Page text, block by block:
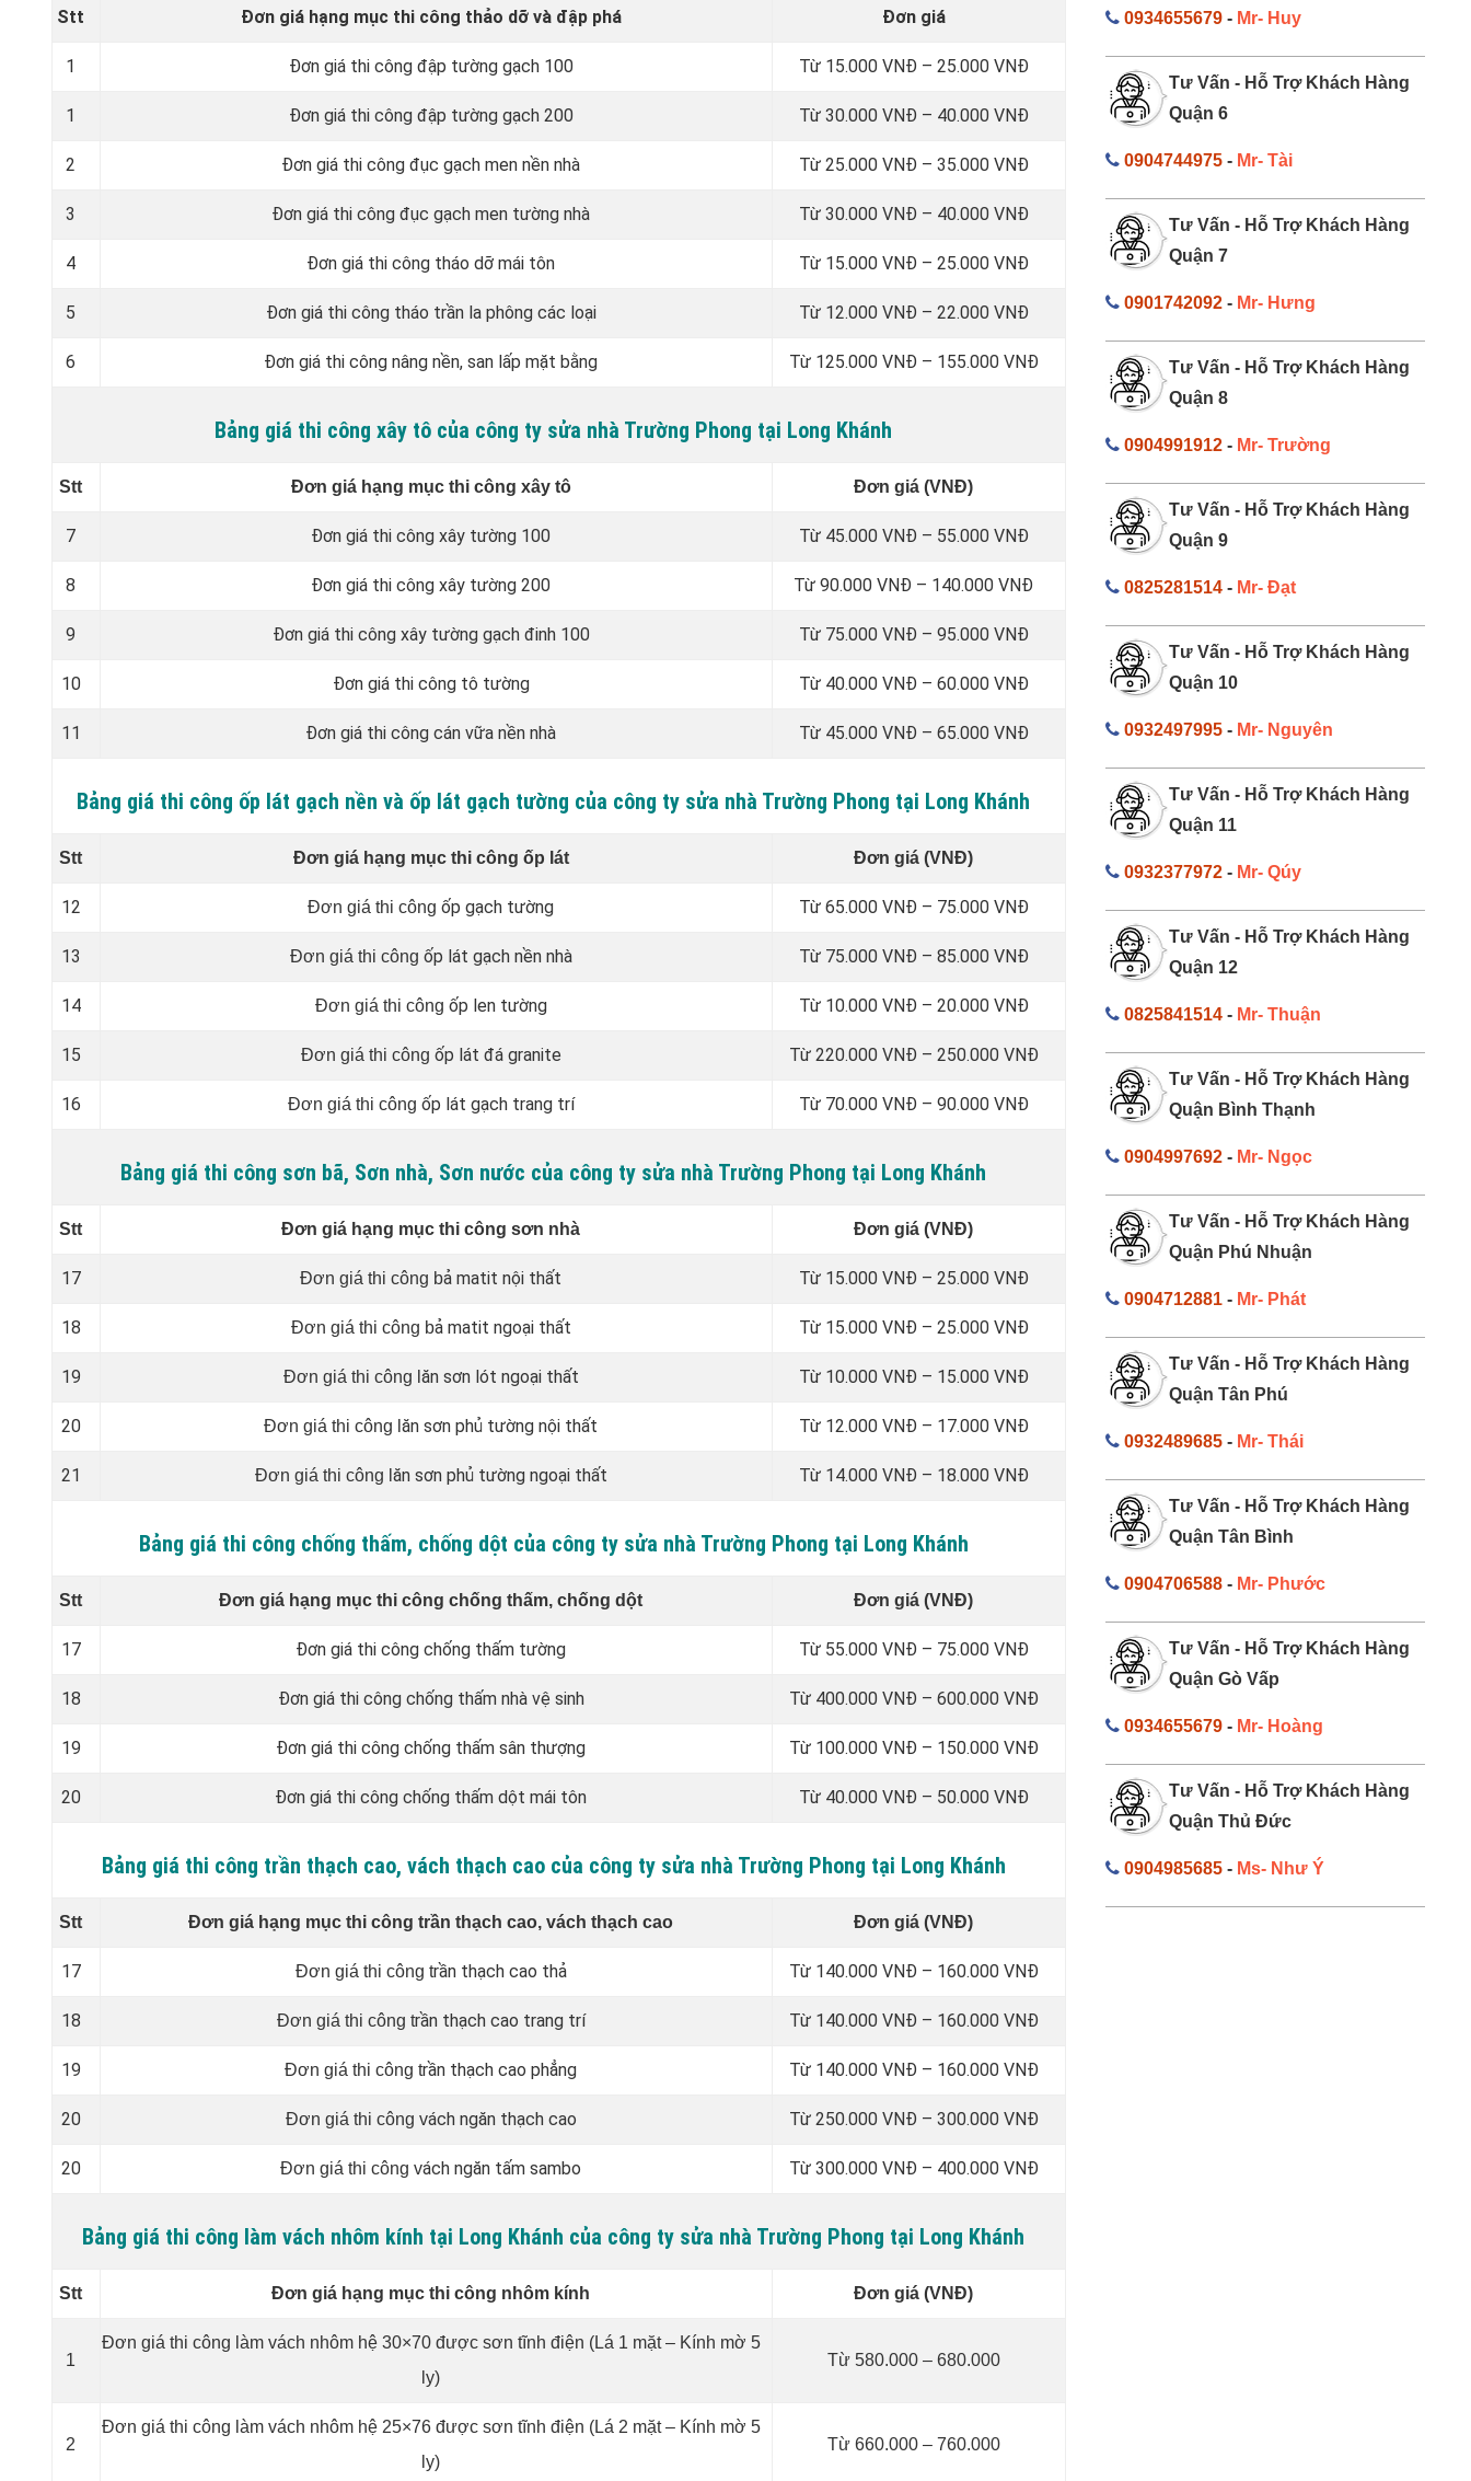
Stt Đơn giá hạng mục thi công thảo dỡ và đập phá Đơn giá
1 Đơn giá thi công đập tường gạch 100 Từ 15.000 VNĐ – 25.000 VNĐ
1 Đơn giá thi công đập tường gạch 200 Từ 30.000 VNĐ – 40.000 VNĐ
2 Đơn giá thi công đục gạch men nền nhà Từ 25.000 VNĐ – 35.000 VNĐ
3 Đơn giá thi công đục gạch men tường nhà Từ 30.000 VNĐ – 40.000 VNĐ
4 Đơn giá thi công tháo dỡ mái tôn Từ 15.000 VNĐ – 25.000 VNĐ
5 Đơn giá thi công tháo trần la phông các loại Từ 12.000 VNĐ – 22.000 VNĐ
6 Đơn giá thi công nâng nền, san lấp mặt bằng Từ 125.000 VNĐ – 155.000 VNĐ
Bảng giá thi công xây tô của công ty sửa nhà Trường Phong tại Long Khánh
Stt Đơn giá hạng mục thi công xây tô Đơn giá (VNĐ)
7 Đơn giá thi công xây tường 100 Từ 45.000 VNĐ – 55.000 VNĐ
8 Đơn giá thi công xây tường 200 Từ 90.000 VNĐ – 140.000 VNĐ
9 Đơn giá thi công xây tường gạch đinh 100 Từ 75.000 VNĐ – 95.000 VNĐ
10 Đơn giá thi công tô tường Từ 40.000 VNĐ – 60.000 VNĐ
11 Đơn giá thi công cán vữa nền nhà Từ 45.000 VNĐ – 65.000 VNĐ
Bảng giá thi công ốp lát gạch nền và ốp lát gạch tường của công ty sửa nhà Trường Phong tại Long Khánh
Stt Đơn giá hạng mục thi công ốp lát Đơn giá (VNĐ)
12 Đơn giá thi công ốp gạch tường Từ 65.000 VNĐ – 75.000 VNĐ
13 Đơn giá thi công ốp lát gạch nền nhà Từ 75.000 VNĐ – 85.000 VNĐ
14 Đơn giá thi công ốp len tường Từ 10.000 VNĐ – 20.000 VNĐ
15 Đơn giá thi công ốp lát đá granite Từ 220.000 VNĐ – 250.000 VNĐ
16 Đơn giá thi công ốp lát gạch trang trí Từ 70.000 VNĐ – 90.000 VNĐ
Bảng giá thi công sơn bã, Sơn nhà, Sơn nước của công ty sửa nhà Trường Phong tại Long Khánh
Stt Đơn giá hạng mục thi công sơn nhà Đơn giá (VNĐ)
17 Đơn giá thi công bả matit nội thất Từ 15.000 VNĐ – 25.000 VNĐ
18 Đơn giá thi công bả matit ngoại thất Từ 15.000 VNĐ – 25.000 VNĐ
19 Đơn giá thi công l ăn sơn lót ngoại thất Từ 10.000 VNĐ – 15.000 VNĐ
20 Đơn giá thi công l ăn sơn phủ tường nội thất Từ 12.000 VNĐ – 17.000 VNĐ
21 Đơn giá thi công l ăn sơn phủ tường ngoại thất Từ 14.000 VNĐ – 18.000 VNĐ
Bảng giá thi công chống thấm, chống dột của công ty sửa nhà Trường Phong tại Long Khánh
Stt Đơn giá hạng mục thi công chống thấm, chống dột Đơn giá (VNĐ)
17 Đơn giá thi công chống thấm tường Từ 55.000 VNĐ – 75.000 VNĐ
18 Đơn giá thi công chống thấm nhà vệ sinh Từ 400.000 VNĐ – 600.000 VNĐ
19 Đơn giá thi công chống thấm sân thượng Từ 100.000 VNĐ – 150.000 VNĐ
20 Đơn giá thi công chống thấm dột mái tôn Từ 40.000 VNĐ – 50.000 VNĐ
Bảng giá thi công trần thạch cao, vách thạch cao của công ty sửa nhà Trường Phong tại Long Khánh
Stt Đơn giá hạng mục thi công trần thạch cao, vách thạch cao Đơn giá (VNĐ)
17 Đơn giá thi công trần thạch cao thả Từ 140.000 VNĐ – 160.000 VNĐ
18 Đơn giá thi công trần thạch cao trang trí Từ 140.000 VNĐ – 160.000 VNĐ
19 Đơn giá thi công trần thạch cao phẳng Từ 140.000 VNĐ – 160.000 VNĐ
20 Đơn giá thi công vách ngăn thạch cao Từ 250.000 VNĐ – 300.000 VNĐ
20 Đơn giá thi công vách ngăn tấm sambo Từ 300.000 VNĐ – 400.000 VNĐ
Bảng giá thi công làm vách nhôm kính tại Long Khánh của công ty sửa nhà Trường Phong tại Long Khánh
Stt Đơn giá hạng mục thi công nhôm kính Đơn giá (VNĐ)
1
Đơn giá thi công làm vách nhôm hệ 30×70 được sơn tĩnh điện (Lá 1 mặt – Kính mờ 5
ly)
Từ 580.000 – 680.000
2
Đơn giá thi công làm vách nhôm hệ 25×76 được sơn tĩnh điện (Lá 2 mặt – Kính mờ 5
ly)
Từ 660.000 – 760.000
0934655679- Mr- Huy
Tư Vấn - Hỗ Trợ Khách Hàng
Quận 6
0904744975- Mr- Tài
Tư Vấn - Hỗ Trợ Khách Hàng
Quận 7
0901742092- Mr- Hưng
Tư Vấn - Hỗ Trợ Khách Hàng
Quận 8
0904991912- Mr- Trường
Tư Vấn - Hỗ Trợ Khách Hàng
Quận 9
0825281514- Mr- Đạt
Tư Vấn - Hỗ Trợ Khách Hàng
Quận 10
0932497995- Mr- Nguyên
Tư Vấn - Hỗ Trợ Khách Hàng
Quận 11
0932377972- Mr- Qúy
Tư Vấn - Hỗ Trợ Khách Hàng
Quận 12
0825841514- Mr- Thuận
Tư Vấn - Hỗ Trợ Khách Hàng
Quận Bình Thạnh
0904997692- Mr- Ngọc
Tư Vấn - Hỗ Trợ Khách Hàng
Quận Phú Nhuận
0904712881- Mr- Phát
Tư Vấn - Hỗ Trợ Khách Hàng
Quận Tân Phú
0932489685- Mr- Thái
Tư Vấn - Hỗ Trợ Khách Hàng
Quận Tân Bình
0904706588- Mr- Phước
Tư Vấn - Hỗ Trợ Khách Hàng
Quận Gò Vấp
0934655679- Mr- Hoàng
Tư Vấn - Hỗ Trợ Khách Hàng
Quận Thủ Đức
0904985685- Ms- Như Ý